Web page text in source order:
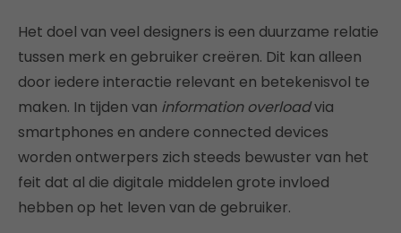
Het doel van veel designers is een duurzame relatie
tussen merk en gebruiker creëren. Dit kan alleen
door iedere interactie relevant en betekenisvol te
maken. In tijden van information overloadvia
smartphones en andere connected devices
worden ontwerpers zich steeds bewuster van het
feit dat al die digitale middelen grote invloed
hebben op het leven van de gebruiker.